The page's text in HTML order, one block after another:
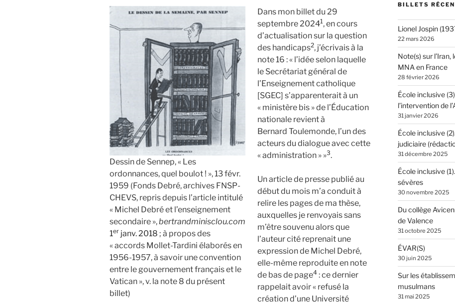
Dessin de Sennep, « Les
ordonnances, quel boulot ! », 13 févr.
1959 (Fonds Debré, archives FNSP-
CHEVS, repris depuis l’article intitulé
« Michel Debré et l’enseignement
secondaire »,bertrandminisclou.com
1er janv. 2018 ; à propos des
« accords Mollet-Tardini élaborés en
1956-1957, à savoir une convention
entre le gouvernement français et le
Vatican », v. la note 8 du présent
billet)
Dans mon billet du 29
septembre 20241 , en cours
d’actualisation sur la question
des handicaps2, j’écrivais à la
note 16 : « l’idée selon laquelle
le Secrétariat général de
l’Enseignement catholique
[SGEC] s’apparenterait à un
« ministère bis » de l’Éducation
nationale revient à
Bernard Toulemonde, l’un des
acteurs du dialogue avec cette
« administration » »3.
Un article de presse publié au
début du mois m’a conduit à
relire les pages de ma thèse,
auxquelles je renvoyais sans
m’être souvenu alors que
l’auteur cité reprenait une
expression de Michel Debré,
elle-même reproduite en note
de bas de page4 : ce dernier
rappelait avoir « refusé la
création d’une Université
BILLETS
Lionel Jospin
22 mars 2026
Note(s) sur
MNA en France
28 février 2026
École inclusive
l’intervention de
31 janvier 2026
École inclusive
judiciaire
31 décembre 2025
École inclusive
sévères
30 novembre 2025
Du collège
de Valence
31 octobre 2025
ÉVAR(S)
30 juin 2025
Sur les
musulmans
31 mai 2025